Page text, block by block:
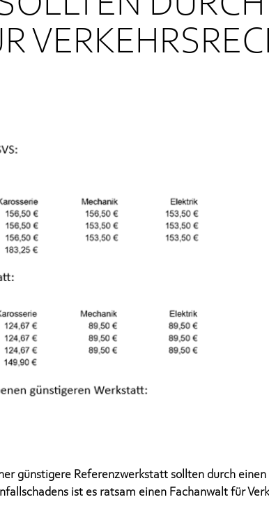
günstigere Referenzwerkstatt sollten durch
ist es ratsam einen Fachanwalt für